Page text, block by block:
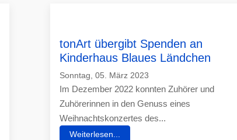
tonArt übergibt Spenden an
Kinderhaus Blaues Ländchen
Sonntag, 05. März 2023
Im Dezember 2022 konnten Zuhörer und
Zuhörerinnen in den Genuss eines
Weihnachtskonzertes des...
Weiterlesen...